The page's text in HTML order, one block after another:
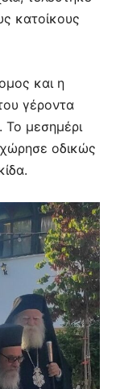
κατοίκους
και η
γέροντα
Το μεσημέρι
οδικώς